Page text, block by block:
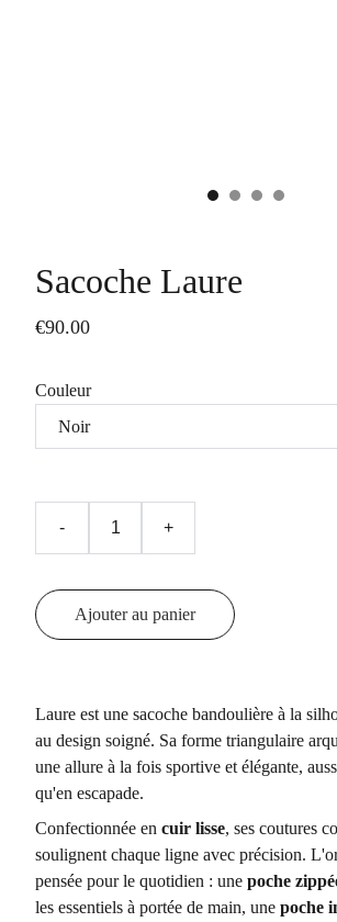
Sacoche Laure
€90.00
Couleur
- +
Ajouter au panier
Laure est une sacoche bandoulière à la
au design soigné. Sa forme triangulaire
une allure à la fois sportive et élégante,
qu'en escapade.
Confectionnée en cuir lisse, ses coutures
soulignent chaque ligne avec précision.
pensée pour le quotidien : une poche
les essentiels à portée de main, une poche